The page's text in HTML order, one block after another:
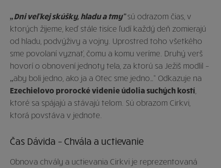
„Dni veľkej skúšky, hladu a tmy“sú odrazom čias, v
ktorých žijeme, keď stále tisíce ľudí každý deň zomierajú
od hladu, podvýživy a vojny. Uprostred toho všetkého
sme povolaní vyznať, čomu a komu veríme. Druhý verš
hovorí o obnovení jednoty tela, za ktorú sa Ježiš modlil –
„aby boli jedno, ako ja a Otec sme jedno…“ Odkazuje na
Ezechielovo prorocké videnie údolia suchých kostí
ktoré sa spájajú a stávajú telom. Sú obrazom Cirkvi,
ktorá povstáva v jednote.
Čas Dávida – Chvála a uctievanie
Obnova chvály a uctievania Cirkvi je reprezentovaná